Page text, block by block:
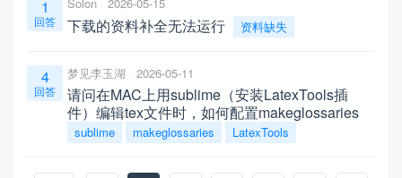
1
回答 下载的资料补全无法运行 资料缺失
4
回答
梦见李玉湖 2026-05-11
请问在MAC上用sublime（安装LatexTools插
件）编辑tex文件时，如何配置makeglossaries
sublime makeglossaries LatexTools